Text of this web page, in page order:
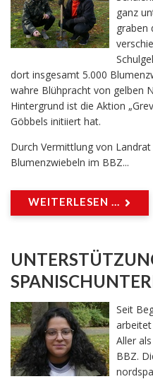
ganz
graben
dort insgesamt 5.000
wahre Blühpracht von gelben
Hintergrund ist die Aktion
Göbbels initiiert hat.
Durch Vermittlung von
Blumenzwiebeln im BBZ...
WEITERLESEN ...
Seit
arbeitet
Aller
BBZ.